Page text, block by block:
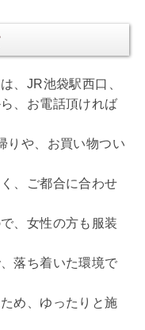
、JR池袋駅西口、
、お電話頂ければ
りや、お買い物つい
、ご都合に合わせ
、女性の方も服装
落ち着いた環境で
め、ゆったりと施